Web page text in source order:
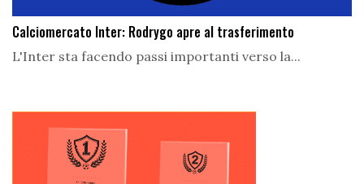
Calciomercato Inter: Rodrygo apre al trasferimento
L'Inter sta facendo passi importanti verso la...